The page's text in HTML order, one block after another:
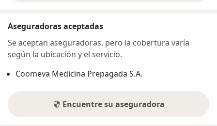
Aseguradoras aceptadas
Se aceptan aseguradoras, pero la cobertura varía
según la ubicación y el servicio.
Coomeva Medicina Prepagada S.A.
Encuentre su aseguradora